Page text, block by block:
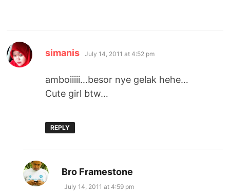
simanis says:
July 14, 2011 at 4:52 pm
amboiiiii…besor nye gelak hehe…
Cute girl btw…
REPLY
Bro Framestone
July 14, 2011 at 4:59 pm